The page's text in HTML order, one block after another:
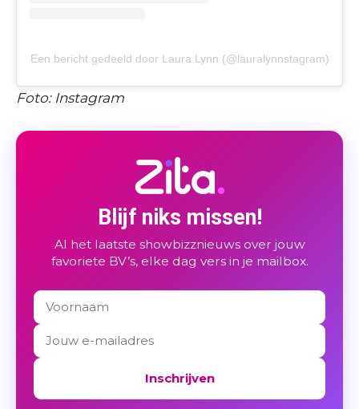
Een bericht gedeeld door Laura Lynn (@lauralynnstagram)
Foto: Instagram
Blijf niks missen!
Al het laatste showbizznieuws over jouw
favoriete BV’s, elke dag vers in je mailbox.
Inschrijven